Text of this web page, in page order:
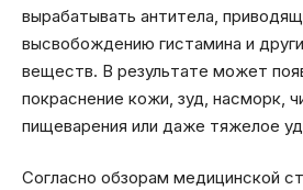
вырабатывать антитела,
высвобождению гистамина и
веществ. В результате может
покраснение кожи, зуд, насморк,
пищеварения или даже тяжелое
Согласно обзорам медицинской